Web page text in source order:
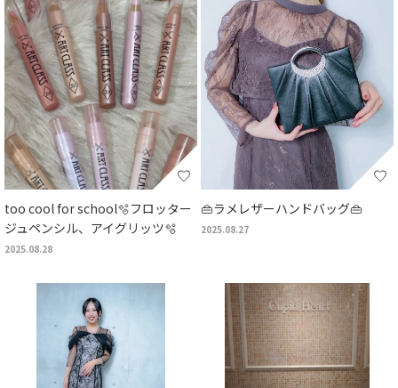
too cool for school🫧フロッター
ジュペンシル、アイグリッツ🫧
2025.08.28
👜ラメレザーハンドバッグ👜
2025.08.27